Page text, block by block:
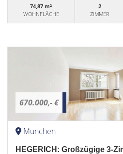
74,87 m²
WOHNFLÄCHE
2
ZIMMER
670.000,- €
München
HEGERICH: Großzügige 3-